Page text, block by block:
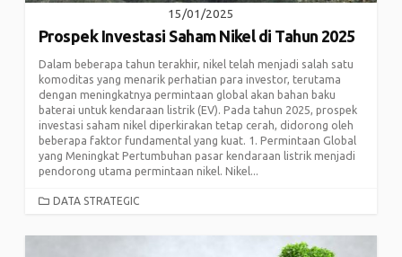
15/01/2025
Prospek Investasi Saham Nikel di Tahun 2025
Dalam beberapa tahun terakhir, nikel telah menjadi salah satu
komoditas yang menarik perhatian para investor, terutama
dengan meningkatnya permintaan global akan bahan baku
baterai untuk kendaraan listrik (EV). Pada tahun 2025, prospek
investasi saham nikel diperkirakan tetap cerah, didorong oleh
beberapa faktor fundamental yang kuat. 1. Permintaan Global
yang Meningkat Pertumbuhan pasar kendaraan listrik menjadi
pendorong utama permintaan nikel. Nikel...
CATEGORIES
DATA STRATEGIC